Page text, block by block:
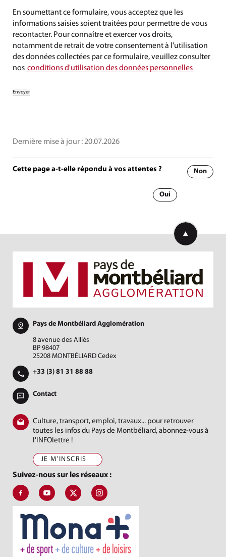
En soumettant ce formulaire, vous acceptez que les
informations saisies soient traitées pour permettre de vous
recontacter. Pour connaître et exercer vos droits,
notamment de retrait de votre consentement à l'utilisation
des données collectées par ce formulaire, veuillez consulter
nos conditions d'utilisation des données personnelles
Dernière mise à jour :20.07.2026
Cette page a-t-elle répondu à vos attentes ? Non
Oui
Retourner en
Pays de Montbéliard Agglomération
8 avenue des Alliés
BP 98407
25208 MONTBÉLIARD Cedex
+33 (3) 81 31 88 88
Contact
Culture, transport, emploi, travaux... pour retrouver
toutes les infos du Pays de Montbéliard, abonnez-vous à
l'INFOlettre !
JE M'INSCRIS
Suivez-nous sur les réseaux :
Suivez-nous sur Facebook, J'aime le Pays de Montbéliard
Suivez-nous sur Youtube, Pays de Montbéliard
Suivez-nous sur X, Pays de Montbéliard
Suivez-nous sur Instagram, Pays de